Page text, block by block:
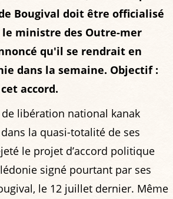
Bougival doit être officialisé
ministre des Outre-mer
qu'il se rendrait en
dans la semaine. Objectif :
accord.
de libération national kanak
dans la quasi-totalité de ses
le projet d’accord politique
signé pourtant par ses
le 12 juillet dernier. Même